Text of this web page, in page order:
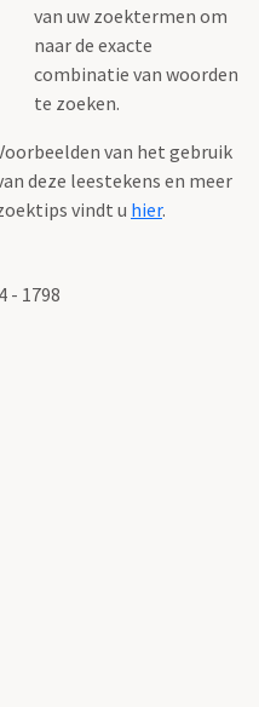
van uw zoektermen om
naar de exacte
combinatie van woorden
te zoeken.
van het gebruik
deze leestekens en meer
vindt u hier.
- 1798